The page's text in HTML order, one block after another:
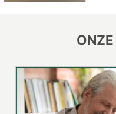
ONZE